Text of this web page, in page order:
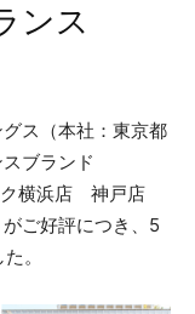
ンス
ス（本社：東京都
ブランド
ク横浜店 神戸店
ご好評につき、5
。